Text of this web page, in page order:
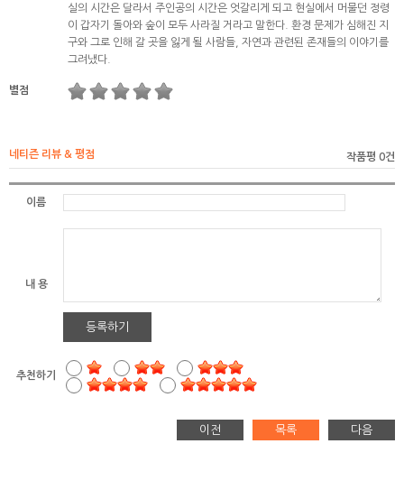
실의 시간은 달라서 주인공의 시간은 엇갈리게 되고 현실에서 머물던 정령
이 갑자기 돌아와 숲이 모두 사라질 거라고 말한다. 환경 문제가 심해진 지
구와 그로 인해 갈 곳을 잃게 될 사람들, 자연과 관련된 존재들의 이야기를
그려냈다.
별점
네티즌 리뷰 & 평점 작품평 0건
이름
내 용
등록하기
추천하기
이전 목록 다음